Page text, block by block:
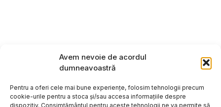
Avem nevoie de acordul
dumneavoastră
Pentru a oferi cele mai bune experiențe, folosim tehnologii precum
cookie-urile pentru a stoca și/sau accesa informațiile despre
dispozitiv. Consimțământul pentru aceste tehnologii ne va permite să